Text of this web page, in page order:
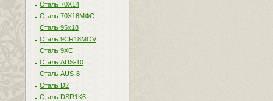
Сталь 70Х14
Сталь 70Х16МФС
Сталь 95х18
Сталь 9CR18MOV
Сталь 9ХС
Сталь AUS-10
Сталь AUS-8
Сталь D2
Сталь DSR1K6